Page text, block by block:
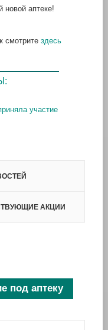
аптеке!
смотрите здесь
участие
АКЦИИ
под аптеку